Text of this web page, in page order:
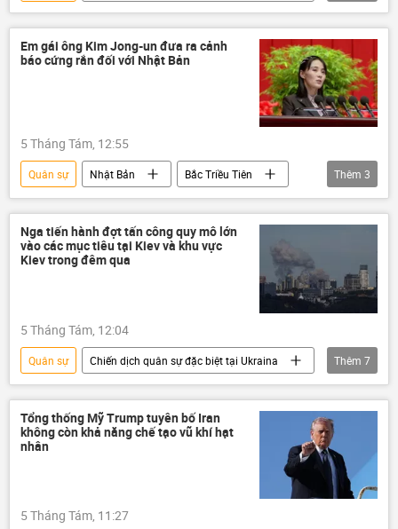
Quan điểm-Ý kiến
chuyên gia
Nga
Ukraina
Quân đội Ukraina
Thế giới
Sputnik
Em gái ông Kim Jong-un đưa ra cảnh
báo cứng rắn đối với Nhật Bản
5 Tháng Tám, 12:55
Quân sự Nhật Bản
Bắc Triều Tiên
Kim Jong-un
Chính trị Thế giới
Thêm 3
Nga tiến hành đợt tấn công quy mô lớn
vào các mục tiêu tại Kiev và khu vực
Kiev trong đêm qua
5 Tháng Tám, 12:04
Quân sự
Chiến dịch quân sự đặc biệt tại Ukraina
Thế giới
Nga
Ukraina
Kiev
tấn công
UAV
Bộ Quốc phòng Nga
Thêm 7
Tổng thống Mỹ Trump tuyên bố Iran
không còn khả năng chế tạo vũ khí hạt
nhân
5 Tháng Tám, 11:27